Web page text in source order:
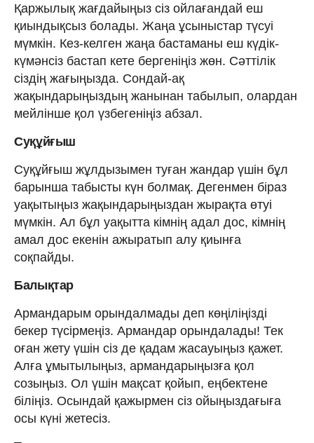
Қаржылық жағдайыңыз сіз ойлағандай еш
қиындықсыз болады. Жаңа ұсыныстар түсуі
мүмкін. Кез-келген жаңа бастаманы еш күдік-
күмәнсіз бастап кете бергеніңіз жөн. Сәттілік
сіздің жағыңызда. Сондай-ақ
жақындарыңыздың жанынан табылып, олардан
мейлінше қол үзбегеніңіз абзал.
Суқұйғыш
Суқұйғыш жұлдызымен туған жандар үшін бұл
барынша табысты күн болмақ. Дегенмен біраз
уақытыңыз жақындарыңыздан жырақта өтуі
мүмкін. Ал бұл уақытта кімнің адал дос, кімнің
амал дос екенін ажыратып алу қиынға
соқпайды.
Балықтар
Армандарым орындалмады деп көңіліңізді
бекер түсірмеңіз. Армандар орындалады! Тек
оған жету үшін сіз де қадам жасауыңыз қажет.
Алға ұмытылыңыз, армандарыңызға қол
созыңыз. Ол үшін мақсат қойып, еңбектене
біліңіз. Осындай қажырмен сіз ойыңыздағыға
осы күні жетесіз.